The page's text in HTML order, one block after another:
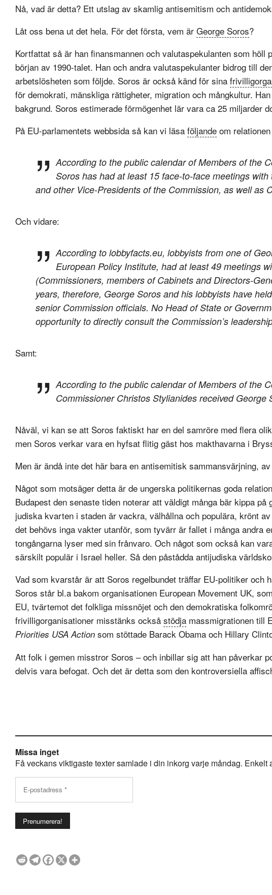
Nå, vad är detta? Ett utslag av skamlig antisemitism och
Låt oss bena ut det hela. För det första, vem är George Soros?
Kortfattat så är han finansmannen och valutaspekulanten som höll
början av 1990-talet. Han och andra valutaspekulanter bidrog till
arbetslösheten som följde. Soros är också känd för sina
för demokrati, mänskliga rättigheter, migration och mångkultur.
bakgrund. Soros estimerade förmögenhet lär vara ca 25 miljarder
På EU-parlamentets webbsida så kan vi läsa följande om
According to the public calendar of Members of the
Soros has had at least 15 face-to-face meetings
and other Vice-Presidents of the Commission, as well as
Och vidare:
According to lobbyfacts.eu, lobbyists from one of
European Policy Institute, had at least 49 meetings
(Commissioners, members of Cabinets and Directors-
years, therefore, George Soros and his lobbyists have
senior Commission officials. No Head of State or
opportunity to directly consult the Commission’s
Samt:
According to the public calendar of Members of the
Commissioner Christos Stylianides received George
Nåväl, vi kan se att Soros faktiskt har en del samröre med flera
men Soros verkar vara en hyfsat flitig gäst hos makthavarna i
Men är ändå inte det här bara en antisemitisk sammansvärjning,
Något som motsäger detta är de ungerska politikernas goda
Budapest den senaste tiden noterar att väldigt många bär kippa
judiska kvarten i staden är vackra, välhållna och populära, krönt
det behövs inga vakter utanför, som tyvärr är fallet i många andra
tongångarna lyser med sin frånvaro. Och något som också kan
särskilt populär i Israel heller. Så den påstådda antijudiska
Vad som kvarstår är att Soros regelbundet träffar EU-politiker och
Soros står bl.a bakom organisationen European Movement UK,
EU, tvärtemot det folkliga missnöjet och den demokratiska
frivilligorganisationer misstänks också stödja massmigrationen till
Priorities USA Action som stöttade Barack Obama och Hillary
Att folk i gemen misstror Soros – och inbillar sig att han påverkar
delvis vara befogat. Och det är detta som den kontroversiella
Missa inget
Få veckans viktigaste texter samlade i din inkorg varje måndag. Enkelt